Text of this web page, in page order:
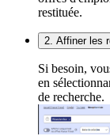
restituée.
2. Affiner les
Si besoin,
en
de recherche.